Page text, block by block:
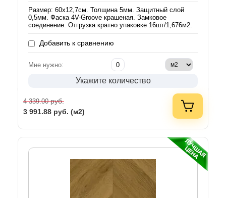
Размер: 60х12,7см. Толщина 5мм. Защитный слой
0,5мм. Фаска 4V-Groove крашеная. Замковое
соединение. Отгрузка кратно упаковке 16шт/1,676м2.
Добавить к сравнению
Мне нужно:
Укажите количество
4 339.00руб.
3 991.88 руб. (м2)